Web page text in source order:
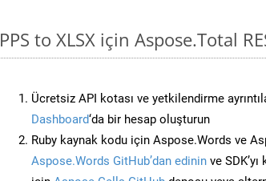
PPS to XLSX için Aspose.Total
Ücretsiz API kotası ve yetkilendirme
Dashboard‘da bir hesap oluşturun
Ruby kaynak kodu için Aspose.Words ve
Aspose.Words GitHub’dan edinin ve